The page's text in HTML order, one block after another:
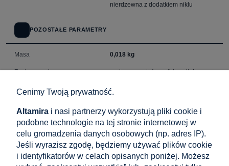
nierdzewna z dodatkiem niklu
POZOSTAŁE PARAMETRY
Masa 0,018 kg
Zastosowanie
systemy montażowe fotowoltaiczne,
zewnętrzne
Kompatybilne elementy
śruby metryczne M12 zgodne z DIN
934
Cenimy Twoją prywatność.
Altamira i nasi partnerzy wykorzystują pliki cookie i
podobne technologie na tej stronie internetowej w
celu gromadzenia danych osobowych (np. adres IP).
Jeśli wyrazisz zgodę, będziemy używać plików cookie
i identyfikatorów w celach opisanych poniżej. Możesz